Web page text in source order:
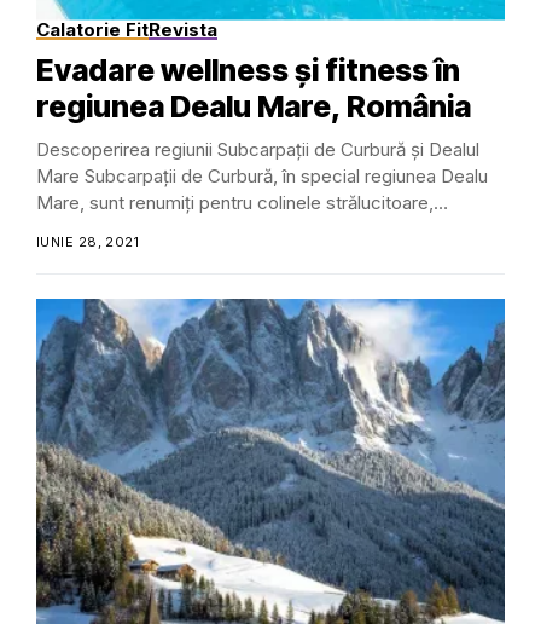
Calatorie FitRevista
Evadare wellness și fitness în
regiunea Dealu Mare, România
Descoperirea regiunii Subcarpații de Curbură și Dealul
Mare Subcarpații de Curbură, în special regiunea Dealu
Mare, sunt renumiți pentru colinele strălucitoare,
IUNIE 28, 2021